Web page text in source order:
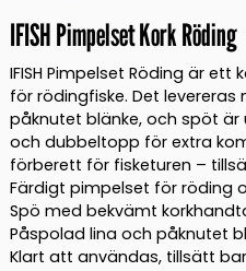
IFISH Pimpelset Kork Röding
IFISH Pimpelset Röding är
för rödingfiske. Det
påknutet blänke, och spöt
och dubbeltopp för extra
förberett för fisketuren –
Färdigt pimpelset för röding
Spö med bekvämt
Påspolad lina och påknutet
Klart att användas, tillsätt